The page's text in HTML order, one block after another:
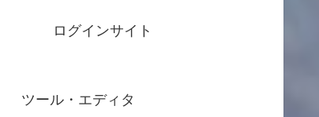
ログインサイト
ツール・エディタ